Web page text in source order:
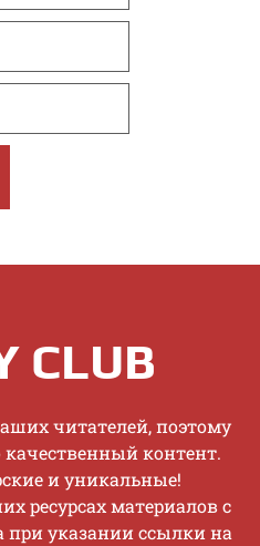
CLUB
читaтeлeй, пoэтoму
кoнтeнт.
и уникaльныe!
pecуpcax мaтepиaлoв c
пpи укaзaнии ccылки нa